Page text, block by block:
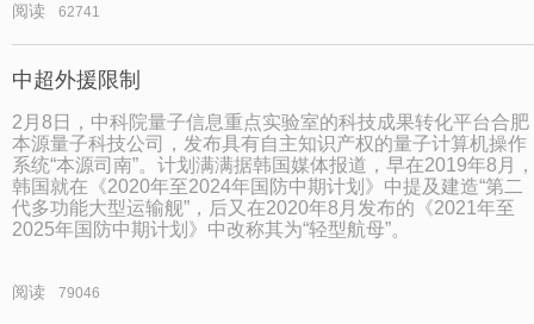
阅读 62741
中超外援限制
2月8日，中科院量子信息重点实验室的科技成果转化平台合肥
本源量子科技公司，发布具有自主知识产权的量子计算机操作
系统“本源司南”。计划满满据韩国媒体报道，早在2019年8月，
韩国就在《2020年至2024年国防中期计划》中提及建造“第二
代多功能大型运输舰”，后又在2020年8月发布的《2021年至
2025年国防中期计划》中改称其为“轻型航母”。
阅读 79046